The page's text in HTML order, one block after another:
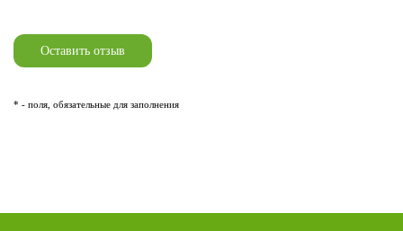
* - поля, обязательные для заполнения